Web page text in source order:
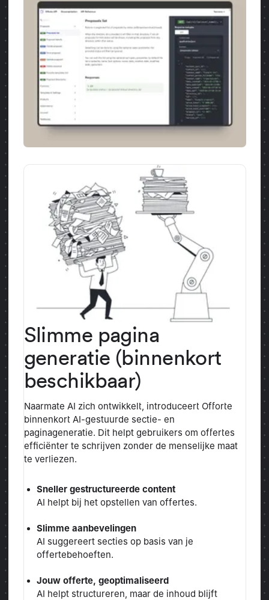
Slimme pagina
generatie (binnenkort
beschikbaar)
Naarmate AI zich ontwikkelt, introduceert Offorte
binnenkort AI-gestuurde sectie- en
paginageneratie. Dit helpt gebruikers om offertes
efficiënter te schrijven zonder de menselijke maat
te verliezen.
Sneller gestructureerde content
AI helpt bij het opstellen van offertes.
Slimme aanbevelingen
AI suggereert secties op basis van je
offertebehoeften.
Jouw offerte, geoptimaliseerd
AI helpt structureren, maar de inhoud blijft